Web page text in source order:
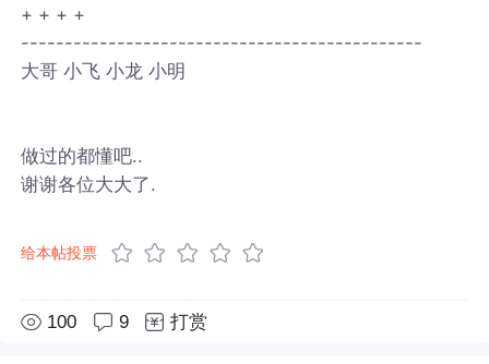
+ + + +
----------------------------------------------
大哥 小飞 小龙 小明
做过的都懂吧..
谢谢各位大大了.
给本帖投票
100 9 打赏